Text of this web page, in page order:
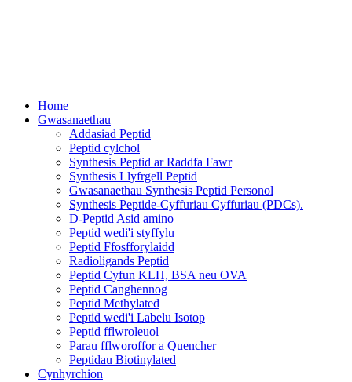
Home
Gwasanaethau
Addasiad Peptid
Peptid cylchol
Synthesis Peptid ar Raddfa Fawr
Synthesis Llyfrgell Peptid
Gwasanaethau Synthesis Peptid Personol
Synthesis Peptide-Cyffuriau Cyffuriau (PDCs).
D-Peptid Asid amino
Peptid wedi'i styffylu
Peptid Ffosfforylaidd
Radioligands Peptid
Peptid Cyfun KLH, BSA neu OVA
Peptid Canghennog
Peptid Methylated
Peptid wedi'i Labelu Isotop
Peptid fflwroleuol
Parau fflworoffor a Quencher
Peptidau Biotinylated
Cynhyrchion